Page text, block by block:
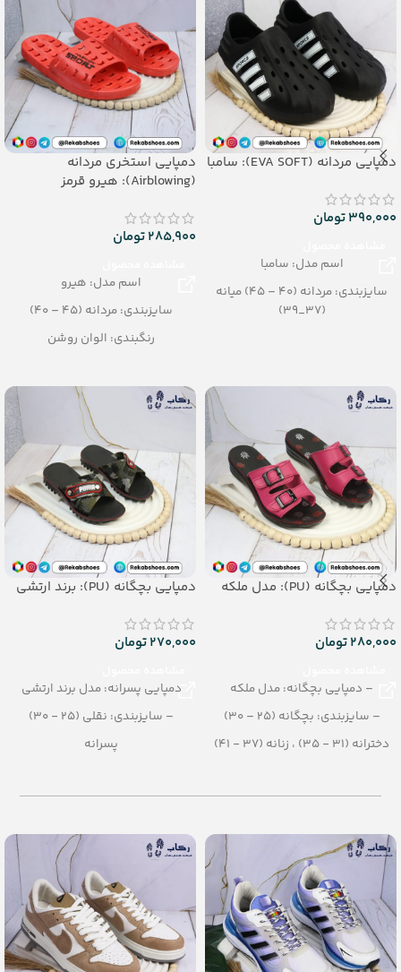
دمپایی مردانه (EVA SOFT): سامبا
390,000تومان
اسم مدل: سامبا
سایزبندی: مردانه (40 – 45) میانه
(37_39)
دمپایی استخری مردانه
(Airblowing): هیرو قرمز
285,900تومان
اسم مدل: هیرو
سایزبندی: مردانه (45 – 40)
رنگبندی: الوان روشن
دمپایی بچگانه (PU): مدل ملکه
280,000تومان
– دمپایی بچگانه: مدل ملکه
– سایزبندی: بچگانه (25 – 30)
دخترانه (31 - 35) ، زنانه (37 - 41)
– تعداد در کارتن:12 جفت
دمپایی بچگانه (PU): برند ارتشی
270,000تومان
دمپایی پسرانه: مدل برند ارتشی
– سایزبندی: نقلی (25 - 30)
پسرانه
– تعداد در کارتن: 36 جفت